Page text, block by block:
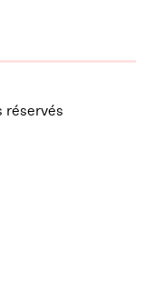
réservés